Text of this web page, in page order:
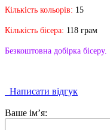
Кількість кольорів: 15
Кількість бісера: 118 грам
Безкоштовна добірка бісеру.
Написати відгук
Ваше ім’я: